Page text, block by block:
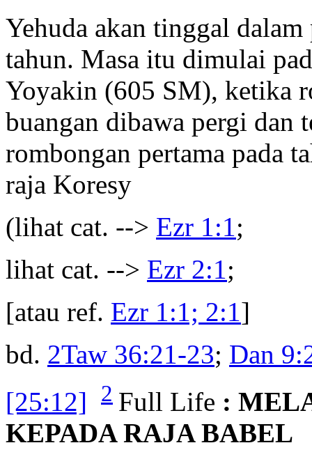
Yehuda akan tinggal
tahun. Masa itu dimulai
Yoyakin (605 SM), ketika
buangan dibawa pergi dan
rombongan pertama pada
raja Koresy
(lihat cat. --> Ezr 1:1;
lihat cat. --> Ezr 2:1;
[atau ref. Ezr 1:1; 2:1]
bd. 2Taw 36:21-23; Dan
[25:12]
2 Full Life :
KEPADA RAJA BABEL